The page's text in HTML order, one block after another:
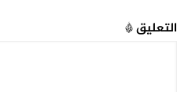
التعليق*